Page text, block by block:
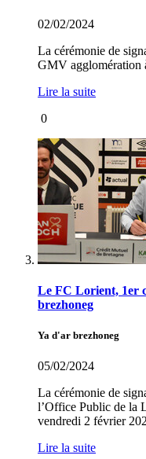
02/02/2024
La cérémonie de
GMV agglomération
Lire la suite
0
Le FC Lorient, 1er
brezhoneg
Ya d'ar brezhoneg
05/02/2024
La cérémonie de
l’Office Public de la
vendredi 2 février
Lire la suite